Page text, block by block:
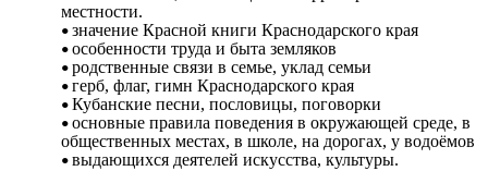
местности.
значение Красной книги Краснодарского края
особенности труда и быта земляков
родственные связи в семье, уклад семьи
герб, флаг, гимн Краснодарского края
Кубанские песни, пословицы, поговорки
основные правила поведения в окружающей среде, в
общественных местах, в школе, на дорогах, у водоёмов
выдающихся деятелей искусства, культуры.